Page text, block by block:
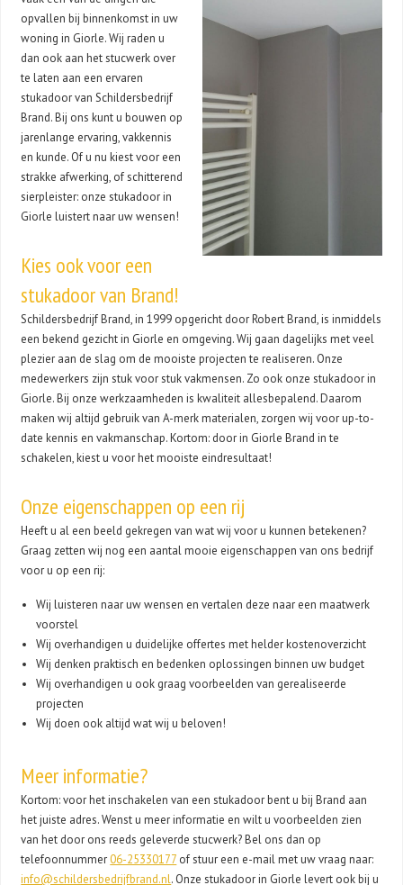
opvallen bij binnenkomst in uw
woning in Giorle. Wij raden u
dan ook aan het stucwerk over
te laten aan een ervaren
stukadoor van Schildersbedrijf
Brand. Bij ons kunt u bouwen op
jarenlange ervaring, vakkennis
en kunde. Of u nu kiest voor een
strakke afwerking, of schitterend
sierpleister: onze stukadoor in
Giorle luistert naar uw wensen!
Kies ook voor een
stukadoor van Brand!
Schildersbedrijf Brand, in 1999 opgericht door Robert Brand, is inmiddels
een bekend gezicht in Giorle en omgeving. Wij gaan dagelijks met veel
plezier aan de slag om de mooiste projecten te realiseren. Onze
medewerkers zijn stuk voor stuk vakmensen. Zo ook onze stukadoor in
Giorle. Bij onze werkzaamheden is kwaliteit allesbepalend. Daarom
maken wij altijd gebruik van A-merk materialen, zorgen wij voor up-to-
date kennis en vakmanschap. Kortom: door in Giorle Brand in te
schakelen, kiest u voor het mooiste eindresultaat!
Onze eigenschappen op een rij
Heeft u al een beeld gekregen van wat wij voor u kunnen betekenen?
Graag zetten wij nog een aantal mooie eigenschappen van ons bedrijf
voor u op een rij:
Wij luisteren naar uw wensen en vertalen deze naar een maatwerk
voorstel
Wij overhandigen u duidelijke offertes met helder kostenoverzicht
Wij denken praktisch en bedenken oplossingen binnen uw budget
Wij overhandigen u ook graag voorbeelden van gerealiseerde
projecten
Wij doen ook altijd wat wij u beloven!
Meer informatie?
Kortom: voor het inschakelen van een stukadoor bent u bij Brand aan
het juiste adres. Wenst u meer informatie en wilt u voorbeelden zien
van het door ons reeds geleverde stucwerk? Bel ons dan op
telefoonnummer06-25330177 of stuur een e-mail met uw vraag naar:
info@schildersbedrijfbrand.nl. Onze stukadoor in Giorle levert ook bij u